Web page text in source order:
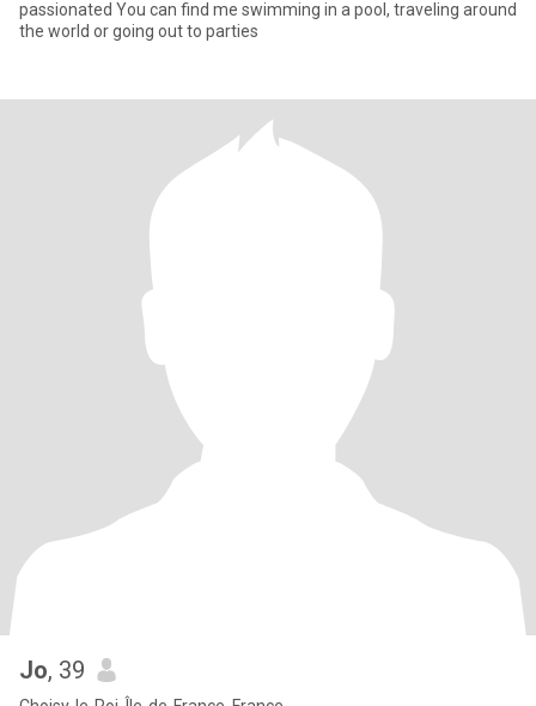
passionated You can find me swimming in a pool, traveling around
the world or going out to parties
Jo, 39